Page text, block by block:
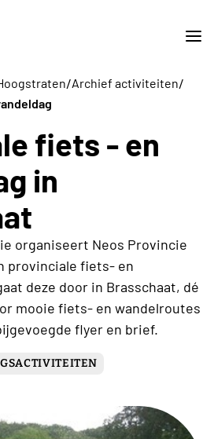
/Archief activiteiten/
fiets - en
in
organiseert Neos Provincie
provinciale fiets- en
deze door in Brasschaat, dé
mooie fiets- en wandelroutes
flyer en brief.